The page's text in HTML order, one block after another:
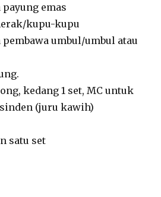
payung emas
kupu-kupu
umbul/umbul atau
kedang 1 set, MC untuk
(juru kawih)
satu set